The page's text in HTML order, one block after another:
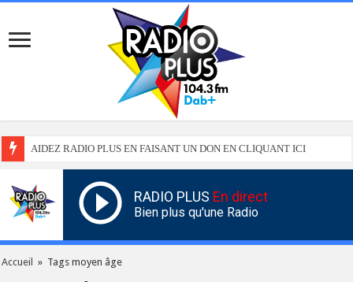
AIDEZ RADIO PLUS EN FAISANT UN DON EN CLIQUANT ICI
RADIO PLUS En direct
Bien plus qu'une Radio
Accueil » Tags moyen âge